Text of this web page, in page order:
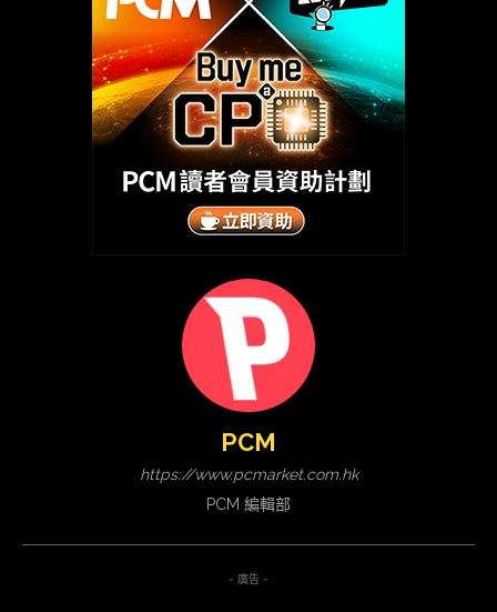
PCM
https://www.pcmarket.com.hk
PCM 編輯部
- 廣告 -